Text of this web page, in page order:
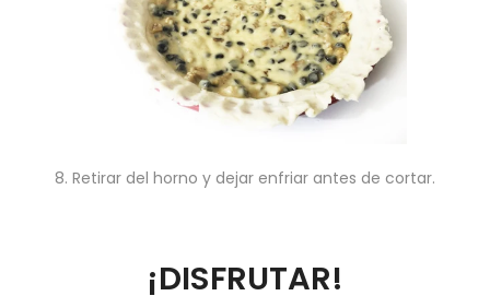
8. Retirar del horno y dejar enfriar antes de cortar.
¡DISFRUTAR!